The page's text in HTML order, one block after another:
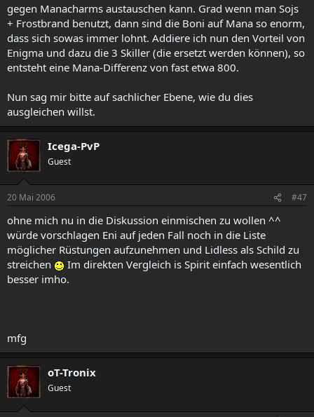
gegen Manacharms austauschen kann. Grad wenn man Sojs
+ Frostbrand benutzt, dann sind die Boni auf Mana so enorm,
dass sich sowas immer lohnt. Addiere ich nun den Vorteil von
Enigma und dazu die 3 Skiller (die ersetzt werden können), so
entsteht eine Mana-Differenz von fast etwa 800.
Nun sag mir bitte auf sachlicher Ebene, wie du dies
ausgleichen willst.
Icega-PvP
Guest
20 Mai 2006 #47
ohne mich nu in die Diskussion einmischen zu wollen ^^
würde vorschlagen Eni auf jeden Fall noch in die Liste
möglicher Rüstungen aufzunehmen und Lidless als Schild zu
streichen
Im direkten Vergleich is Spirit einfach wesentlich
besser imho.
mfg
oT-Tronix
Guest